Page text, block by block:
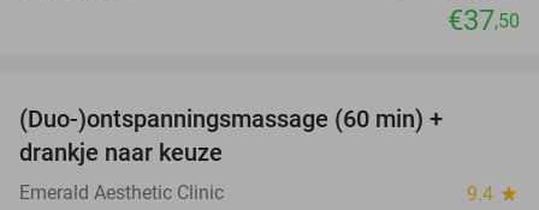
€37,50
(Duo-)ontspanningsmassage (60 min) +
drankje naar keuze
Emerald Aesthetic Clinic 9.4 star